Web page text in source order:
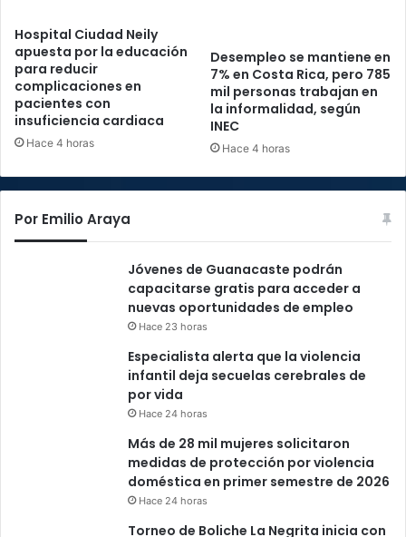
Hospital Ciudad Neily
apuesta por la educación
para reducir
complicaciones en
pacientes con
insuficiencia cardiaca
Hace 4 horas
Desempleo se mantiene en
7% en Costa Rica, pero 785
mil personas trabajan en
la informalidad, según
INEC
Hace 4 horas
Por Emilio Araya
Jóvenes de Guanacaste podrán
capacitarse gratis para acceder a
nuevas oportunidades de empleo
Hace 23 horas
Especialista alerta que la violencia
infantil deja secuelas cerebrales de
por vida
Hace 24 horas
Más de 28 mil mujeres solicitaron
medidas de protección por violencia
doméstica en primer semestre de 2026
Hace 24 horas
Torneo de Boliche La Negrita inicia con